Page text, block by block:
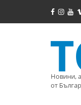
Новини,
от